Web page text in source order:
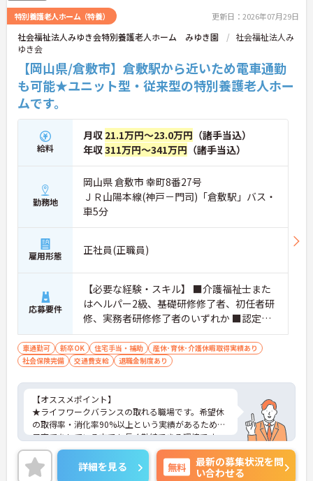
特別養護老人ホーム（特養） 更新日：2026年07月29日
社会福祉法人みゆき会特別養護老人ホーム みゆき園
社会福祉法人み
ゆき会
【岡山県/倉敷市】倉敷駅から近いため電車通勤
も可能★ユニット型・従来型の特別養護老人ホー
ムです。
給料
月収 21.1万円～23.0万円 （諸手当込）
年収311万円～341万円 （諸手当込）
勤務地
岡山県 倉敷市 幸町8番27号
ＪＲ山陽本線(神戸－門司)「倉敷駅」バス・
車5分
雇用形態 正社員(正職員)
応募要件
【必要な経験・スキル】 ■介護福祉士また
はヘルパー2級、基礎研修修了者、初任者研
修、実務者研修修了者のいずれか ■認定特
定行為業務資格者優遇 ■介護福祉施設での
経験1年以上優遇（未経験者の方も要相談）
車通勤可 新卒OK 住宅手当・補助
産休･育休･介護休暇取得実績あり
社会保険完備
交通費支給 退職金制度あり
【オススメポイント】
★ライフワークバランスの取れる職場です。希望休
の取得率・消化率90%以上という実績があるため、
子育てをしている方でも長く勤続できる環境です。
（2日以上の連続休暇も取得実績あり）
興味のある方はお気軽にご連絡下さい。
詳細を見る 無料
最新の募集状況を問
い合わせる